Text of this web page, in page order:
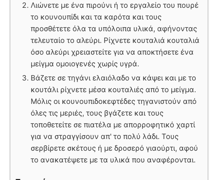
Λιώνετε με ένα πιρούνι ή το εργαλείο του πουρέ
το κουνουπίδι και τα καρότα και τους
προσθέτετε όλα τα υπόλοιπα υλικά, αφήνοντας
τελευταίο το αλεύρι. Ρίχνετε κουταλιά κουταλιά
όσο αλεύρι χρειαστείτε για να αποκτήσετε ένα
μείγμα ομοιογενές χωρίς υγρά.
Βάζετε σε τηγάνι ελαιόλαδο να κάψει και με το
κουτάλι ρίχνετε μέσα κουταλιές από το μείγμα.
Μόλις οι κουνουπιδοκεφτέδες τηγανιστούν από
όλες τις μεριές, τους βγάζετε και τους
τοποθετείτε σε πιατέλα με απορροφητικό χαρτί
για να στραγγίσουν απ' το πολύ λάδι. Τους
σερβίρετε σκέτους ή με δροσερό γιαούρτι, αφού
το ανακατέψετε με τα υλικά που αναφέρονται.